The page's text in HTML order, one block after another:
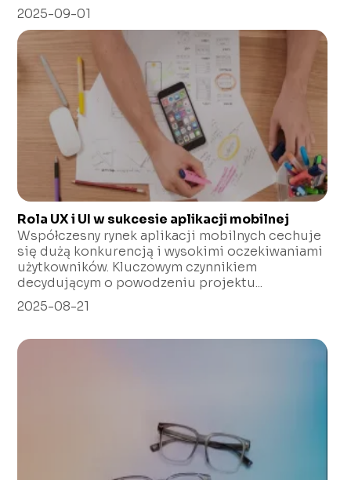
2025-09-01
Rola UX i UI w sukcesie aplikacji mobilnej
Współczesny rynek aplikacji mobilnych cechuje
się dużą konkurencją i wysokimi oczekiwaniami
użytkowników. Kluczowym czynnikiem
decydującym o powodzeniu projektu...
2025-08-21